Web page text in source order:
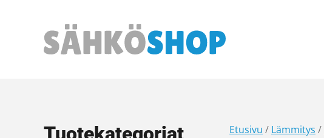
Päävalikko
Etusivu / Lämmitys /